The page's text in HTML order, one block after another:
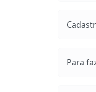
Para